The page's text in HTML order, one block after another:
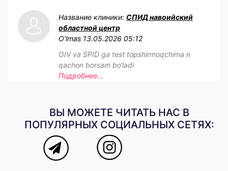
Название клиники: СПИД навоийский
областной центр
O‘lmas 13.05.2026 05:12
OIV va SPID ga test topshirmoqchima n
qachon borsam bo‘ladi
Подробнее...
ВЫ МОЖЕТЕ ЧИТАТЬ НАС В
ПОПУЛЯРНЫХ СОЦИАЛЬНЫХ СЕТЯХ: